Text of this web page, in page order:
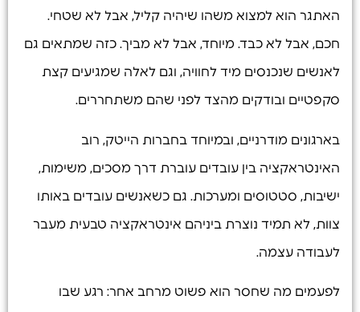
האתגר הוא למצוא משהו שיהיה קליל, אבל לא שטחי.
חכם, אבל לא כבד. מיוחד, אבל לא מביך. כזה שמתאים גם
לאנשים שנכנסים מיד לחוויה, וגם לאלה שמגיעים קצת
סקפטיים ובודקים מהצד לפני שהם משתחררים.
בארגונים מודרניים, ובמיוחד בחברות הייטק, רוב
האינטראקציה בין עובדים עוברת דרך מסכים, משימות,
ישיבות, סטטוסים ומערכות. גם כשאנשים עובדים באותו
צוות, לא תמיד נוצרת ביניהם אינטראקציה טבעית מעבר
לעבודה עצמה.
לפעמים מה שחסר הוא פשוט מרחב אחר: רגע שבו